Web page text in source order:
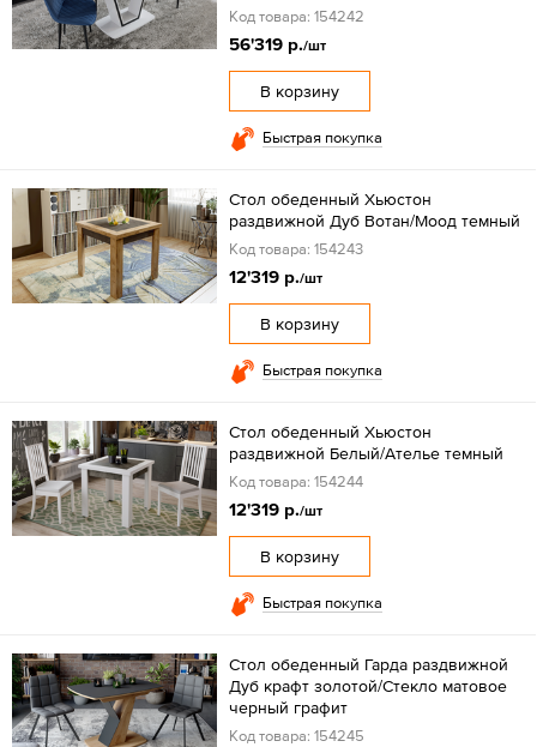
Код товара: 154242
56'319 р./шт
В корзину
Быстрая покупка
Стол обеденный Хьюстон
раздвижной Дуб Вотан/Моод темный
Код товара: 154243
12'319 р./шт
В корзину
Быстрая покупка
Стол обеденный Хьюстон
раздвижной Белый/Ателье темный
Код товара: 154244
12'319 р./шт
В корзину
Быстрая покупка
Стол обеденный Гарда раздвижной
Дуб крафт золотой/Стекло матовое
черный графит
Код товара: 154245